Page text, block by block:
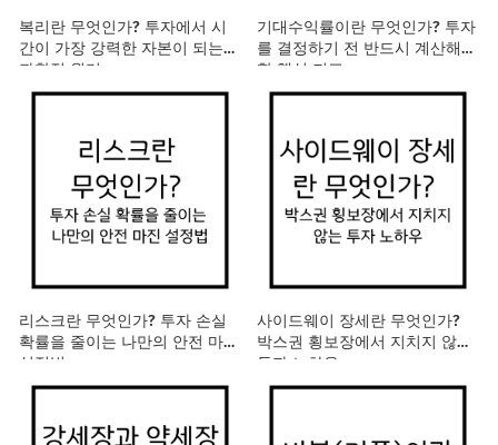
복리란 무엇인가? 투자에서 시
간이 가장 강력한 자본이 되는
과학적 원리
기대수익률이란 무엇인가? 투자
를 결정하기 전 반드시 계산해야
할 핵심 지표
리스크란 무엇인가? 투자 손실
확률을 줄이는 나만의 안전 마진
설정법
사이드웨이 장세란 무엇인가?
박스권 횡보장에서 지치지 않는
투자 노하우